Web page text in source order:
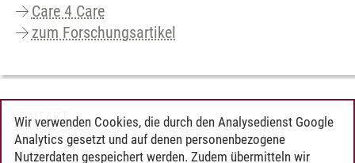
Care 4 Care
zum Forschungsartikel
KONTAKT
Dr. Leif Boß, M.Sc.
Wir verwenden Cookies, die durch den Analysedienst Google
Analytics gesetzt und auf denen personenbezogene
Nutzerdaten gespeichert werden. Zudem übermitteln wir